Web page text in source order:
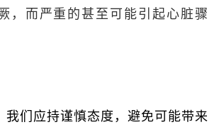
，而严重的甚至可能引起心脏骤
我们应持谨慎态度，避免可能带来